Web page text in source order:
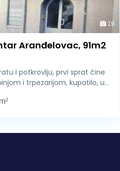
19
Aranđelovac, 91m2
i potkrovlju, prvi sprat čine
i trpezarijom, kupatilo, u…